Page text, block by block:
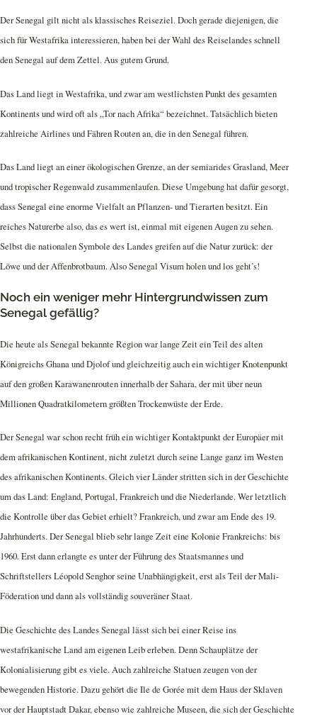
Der Senegal gilt nicht als klassisches Reiseziel. Doch gerade diejenigen, die
sich für Westafrika interessieren, haben bei der Wahl des Reiselandes schnell
den Senegal auf dem Zettel. Aus gutem Grund.
Das Land liegt in Westafrika, und zwar am westlichsten Punkt des gesamten
Kontinents und wird oft als „Tor nach Afrika“ bezeichnet. Tatsächlich bieten
zahlreiche Airlines und Fähren Routen an, die in den Senegal führen.
Das Land liegt an einer ökologischen Grenze, an der semiarides Grasland, Meer
und tropischer Regenwald zusammenlaufen. Diese Umgebung hat dafür gesorgt,
dass Senegal eine enorme Vielfalt an Pflanzen- und Tierarten besitzt. Ein
reiches Naturerbe also, das es wert ist, einmal mit eigenen Augen zu sehen.
Selbst die nationalen Symbole des Landes greifen auf die Natur zurück: der
Löwe und der Affenbrotbaum. Also Senegal Visum holen und los geht’s!
Noch ein weniger mehr Hintergrundwissen zum
Senegal gefällig?
Die heute als Senegal bekannte Region war lange Zeit ein Teil des alten
Königreichs Ghana und Djolof und gleichzeitig auch ein wichtiger Knotenpunkt
auf den großen Karawanenrouten innerhalb der Sahara, der mit über neun
Millionen Quadratkilometern größten Trockenwüste der Erde.
Der Senegal war schon recht früh ein wichtiger Kontaktpunkt der Europäer mit
dem afrikanischen Kontinent, nicht zuletzt durch seine Lange ganz im Westen
des afrikanischen Kontinents. Gleich vier Länder stritten sich in der Geschichte
um das Land: England, Portugal, Frankreich und die Niederlande. Wer letztlich
die Kontrolle über das Gebiet erhielt? Frankreich, und zwar am Ende des 19.
Jahrhunderts. Der Senegal blieb sehr lange Zeit eine Kolonie Frankreichs: bis
1960. Erst dann erlangte es unter der Führung des Staatsmannes und
Schriftstellers Léopold Senghor seine Unabhängigkeit, erst als Teil der Mali-
Föderation und dann als vollständig souveräner Staat.
Die Geschichte des Landes Senegal lässt sich bei einer Reise ins
westafrikanische Land am eigenen Leib erleben. Denn Schauplätze der
Kolonialisierung gibt es viele. Auch zahlreiche Statuen zeugen von der
bewegenden Historie. Dazu gehört die Ile de Gorée mit dem Haus der Sklaven
vor der Hauptstadt Dakar, ebenso wie zahlreiche Museen, die sich der Geschichte